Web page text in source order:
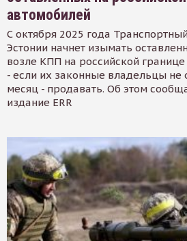
автомобилей
С октября 2025 года
Эстонии начнет изымать
возле КПП на российской
- если их законные владельцы не
месяц - продавать. Об этом
издание ERR